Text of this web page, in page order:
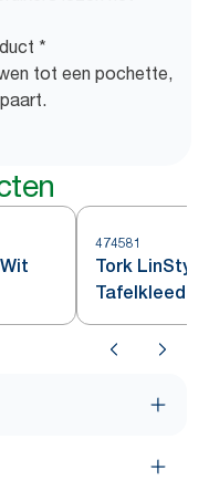
*
tot een pochette,
474581
Tork
Tafelkleed